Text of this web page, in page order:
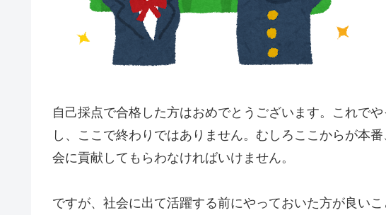
自己採点で合格した方はおめでとうございます。これで
し、ここで終わりではありません。むしろここからが本
会に貢献してもらわなければいけません。
ですが、社会に出て活躍する前にやっておいた方が良い